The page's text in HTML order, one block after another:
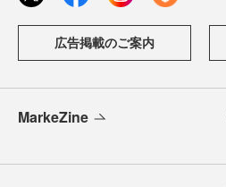
広告掲載のご案内
MarkeZine